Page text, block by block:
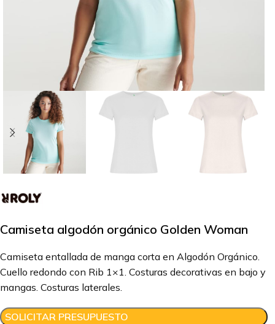
Camiseta algodón orgánico Golden Woman
Camiseta entallada de manga corta en Algodón Orgánico.
Cuello redondo con Rib 1×1. Costuras decorativas en bajo y
mangas. Costuras laterales.
SOLICITAR PRESUPUESTO